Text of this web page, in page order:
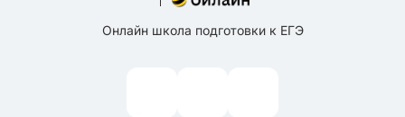
Онлайн школа подготовки к ЕГЭ